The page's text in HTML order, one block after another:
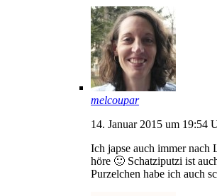
melcoupar
14. Januar 2015 um 19:54
Ich japse auch immer nach
höre 🙂 Schatziputzi ist
Purzelchen habe ich auch